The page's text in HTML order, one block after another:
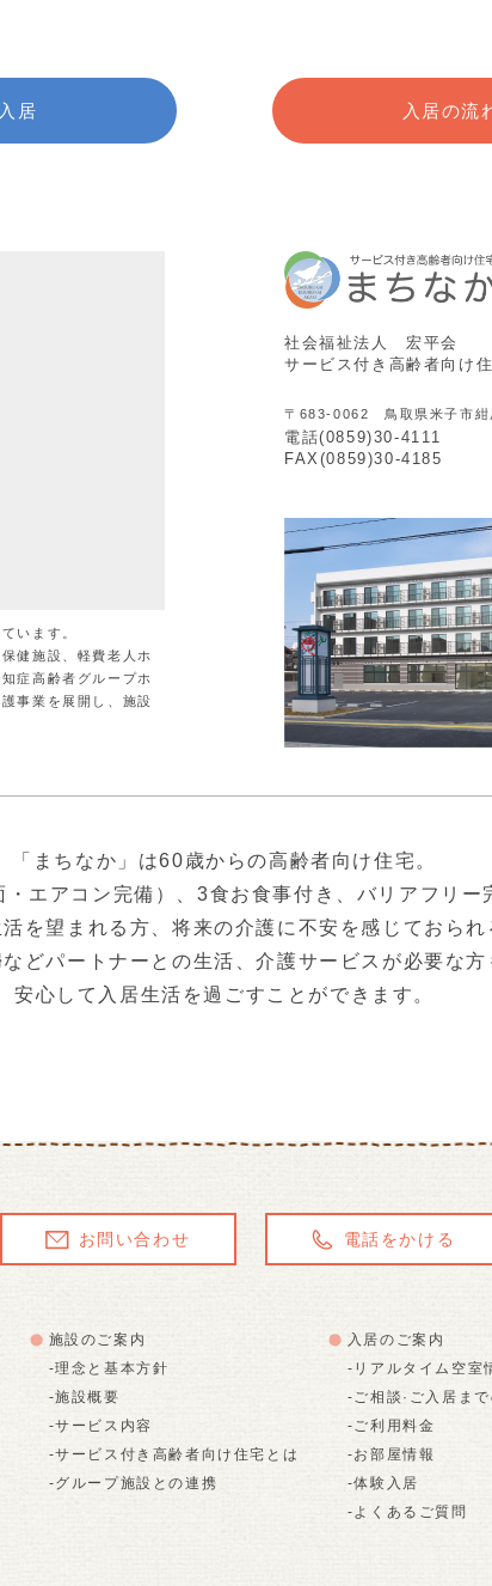
居 入居の流
います。
健施設、軽費老人ホ
症高齢者グループホ
事業を展開し、施設
社会福祉法人 宏平会
サービス付き高齢者向け
〒683-0062 鳥取県米子市紺
電話(0859)30-4111
FAX(0859)30-4185
「まちなか」は60歳からの高齢者向け住宅。
エアコン完備）、3食お食事付き、バリアフリー
を望まれる方、将来の介護に不安を感じておられ
などパートナーとの生活、介護サービスが必要な方
安心して入居生活を過ごすことができます。
お問い合わせ 電話をかける
施設のご案内
-理念と基本方針
-施設概要
-サービス内容
-サービス付き高齢者向け住宅とは
-グループ施設との連携
入居のご案内
-リアルタイム空室
-ご相談·ご入居ま
-ご利用料金
-お部屋情報
-体験入居
-よくあるご質問